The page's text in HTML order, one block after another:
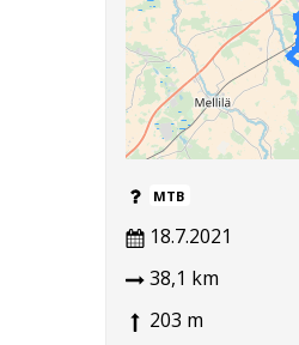
MTB
18.7.2021
38,1 km
203 m